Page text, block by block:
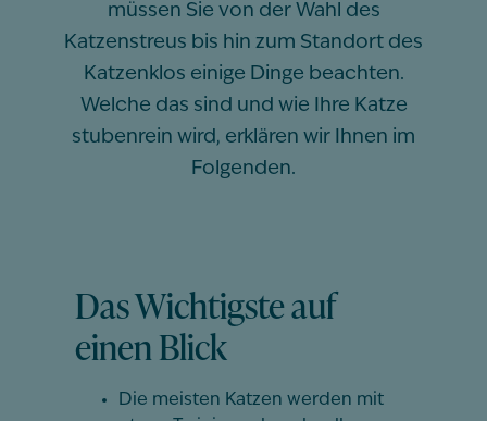
müssen Sie von der Wahl des
Katzenstreus bis hin zum Standort des
Katzenklos einige Dinge beachten.
Welche das sind und wie Ihre Katze
stubenrein wird, erklären wir Ihnen im
Folgenden.
Das Wichtigste auf
einen Blick
Die meisten Katzen werden mit